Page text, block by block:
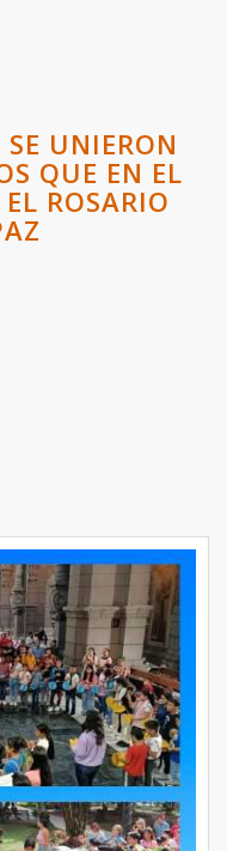
UNIERON
QUE EN EL
ROSARIO